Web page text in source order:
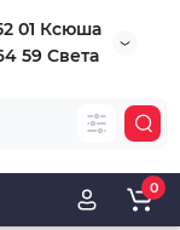
01 Ксюша
59 Света
0